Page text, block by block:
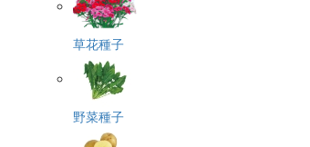
草花種子
野菜種子